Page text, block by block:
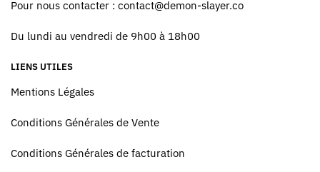
Pour nous contacter : contact@demon-slayer.co
Du lundi au vendredi de 9h00 à 18h00
LIENS UTILES
Mentions Légales
Conditions Générales de Vente
Conditions Générales de facturation